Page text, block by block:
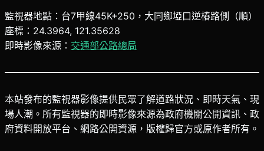
監視器地點：台7甲線45K+250，大同鄉埡口逆樁路側（順）
座標：24.3964, 121.35628
即時影像來源： 交通部公路總局
本站發布的監視器影像提供民眾了解道路狀況、即時天氣、現
場人潮。所有監視器的即時影像來源為政府機關公開資訊、政
府資料開放平台、網路公開資源，版權歸官方或原作者所有。